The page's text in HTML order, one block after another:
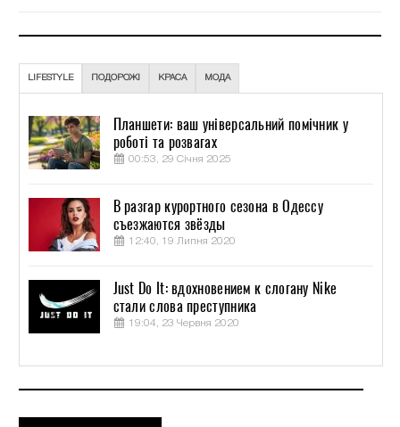
LIFESTYLE ПОДОРОЖІ КРАСА МОДА
Планшети: ваш універсальний помічник у
роботі та розвагах
00:53, 29 Січня 2025
В разгар курортного сезона в Одессу
съезжаются звёзды
12:40, 19 Липня 2020
Just Do It: вдохновением к слогану Nike
стали слова преступника
19:04, 23 Червня 2020